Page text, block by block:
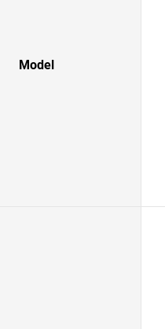
Model